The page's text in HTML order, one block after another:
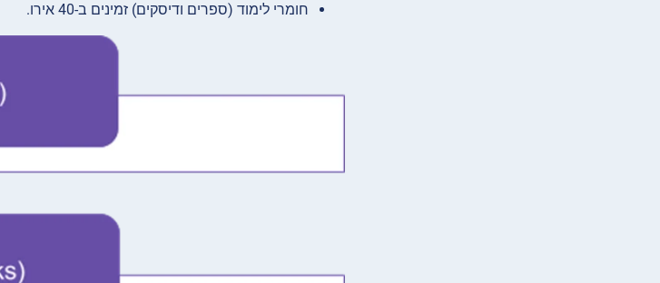
חומרי לימוד (ספרים ודיסקים) זמינים ב-40 אירו.